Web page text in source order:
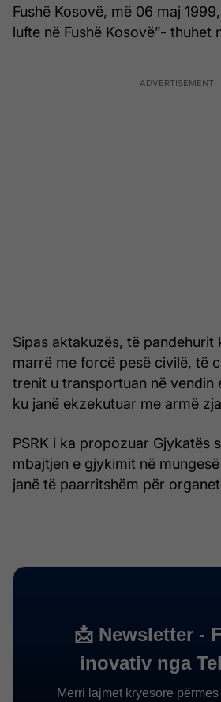
Fushë Kosovë, më 06 maj
lufte në Fushë Kosovë”- thuhet
Sipas aktakuzës, të pandehurit
marrë me forcë pesë civilë, të
trenit u transportuan në vendin
ku janë ekzekutuar me armë
PSRK i ka propozuar Gjykatës
mbajtjen e gjykimit në
janë të paarritshëm për